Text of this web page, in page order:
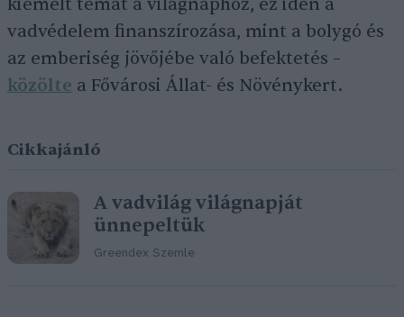
kiemelt témát a világnaphoz, ez idén a
vadvédelem finanszírozása, mint a bolygó és
az emberiség jövőjébe való befektetés –
közölte a Fővárosi Állat- és Növénykert.
Cikkajánló
A vadvilág világnapját
ünnepeltük
Greendex Szemle